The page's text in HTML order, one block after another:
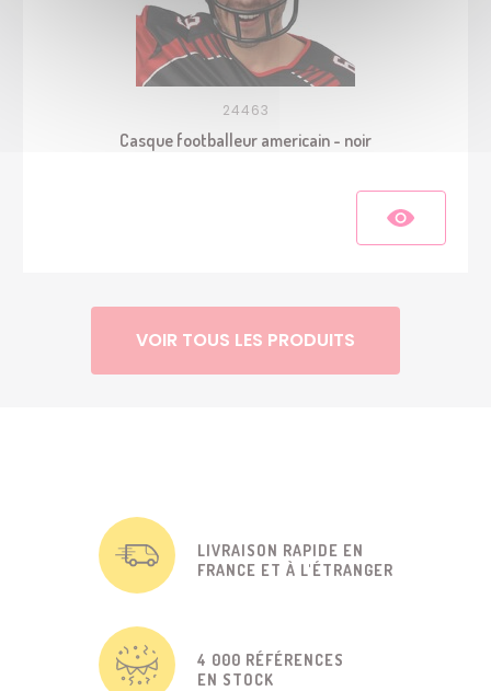
24463
Casque footballeur americain - noir
VOIR TOUS LES PRODUITS
LIVRAISON RAPIDE EN
FRANCE ET À L'ÉTRANGER
4 000 RÉFÉRENCES
EN STOCK